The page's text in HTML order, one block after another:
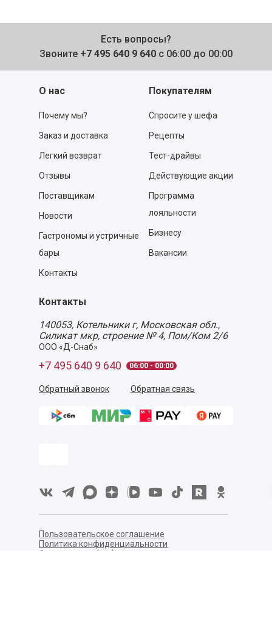
Есть вопросы?
Звоните +7 495 640 9 640 с 06:00 до 00:00
О нас
Почему мы?
Заказ и доставка
Легкий возврат
Отзывы
Поставщикам
Новости
Гастрономы и устричные
бары
Контакты
Покупателям
Спросите у шефа
Рецепты
Тест-драйвы
Действующие акции
Программа
лояльности
Бизнесу
Вакансии
Контакты
140053, Котельники г, Московская обл.,
Силикат мкр, строение № 4, Пом/Ком 2/6
ООО «Д-Снаб»
+7 495 640 9 640 06:00 - 00:00
Обратный звонок Обратная связь
Пользовательское соглашение
Политика конфиденциальности
Согласие на обработку персональных данных